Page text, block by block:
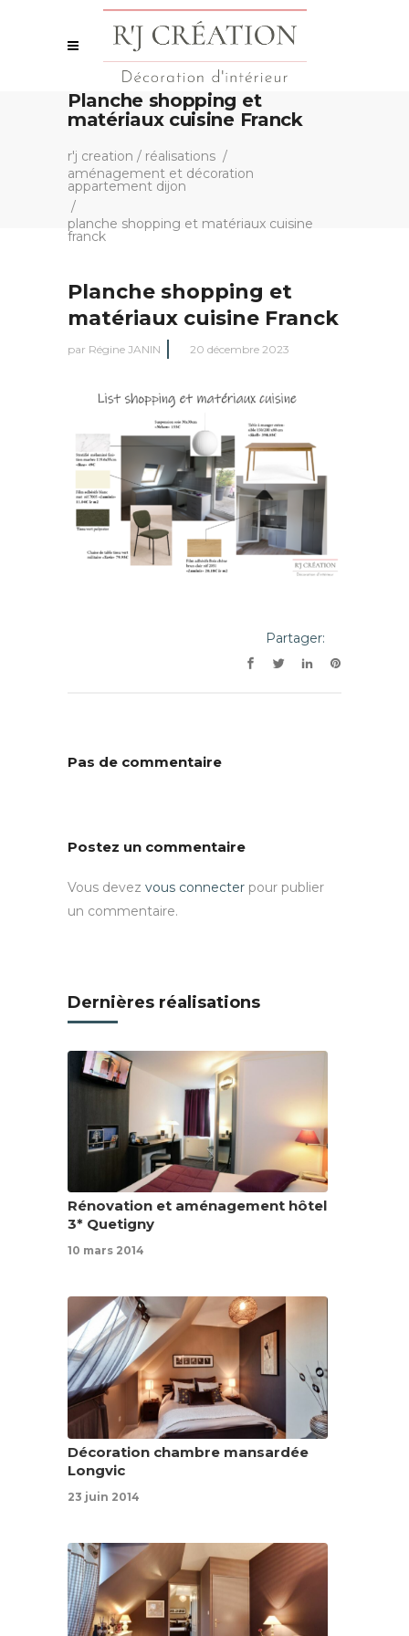
Planche shopping et
matériaux cuisine Franck
r'j creation / réalisations /
aménagement et décoration
appartement dijon
/
planche shopping et matériaux cuisine
franck
Planche shopping et
matériaux cuisine Franck
par Régine JANIN 20 décembre 2023
Partager:
Pas de commentaire
Postez un commentaire
Vous devez vous connecter pour publier
un commentaire.
Dernières réalisations
Rénovation et aménagement hôtel
3* Quetigny
10 mars 2014
Décoration chambre mansardée
Longvic
23 juin 2014